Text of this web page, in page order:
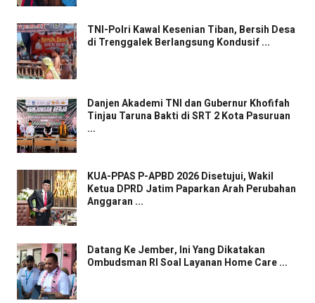
TNI-Polri Kawal Kesenian Tiban, Bersih Desa
di Trenggalek Berlangsung Kondusif ...
Danjen Akademi TNI dan Gubernur Khofifah
Tinjau Taruna Bakti di SRT 2 Kota Pasuruan
...
KUA-PPAS P-APBD 2026 Disetujui, Wakil
Ketua DPRD Jatim Paparkan Arah Perubahan
Anggaran ...
Datang Ke Jember, Ini Yang Dikatakan
Ombudsman RI Soal Layanan Home Care ...